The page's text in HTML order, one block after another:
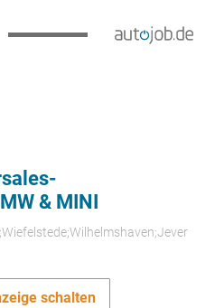
& MINI
schalten